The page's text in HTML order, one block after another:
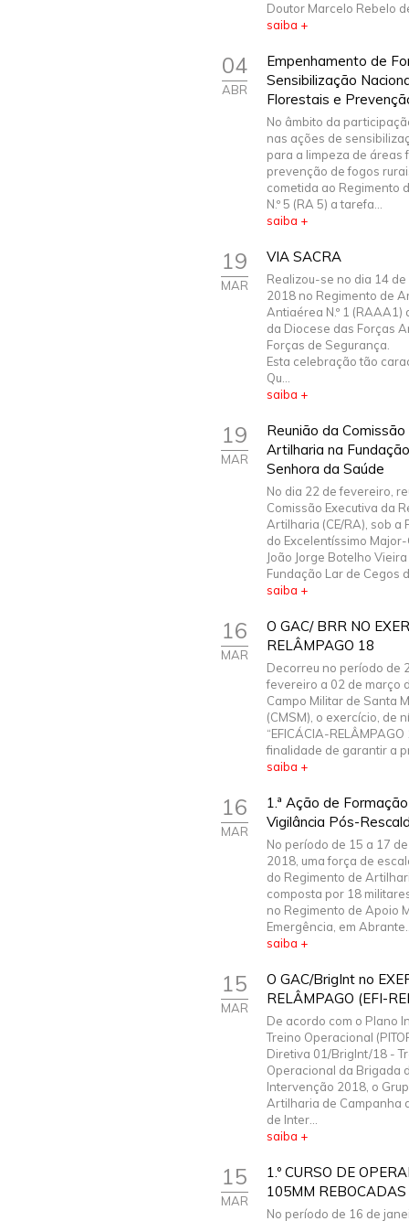
Doutor Marcelo Rebelo
saiba +
04
ABR
Empenhamento de
Sensibilização
Florestais e
No âmbito da
nas ações de
para a limpeza de áreas
prevenção de fogos
cometida ao Regimento
N.º 5 (RA 5) a tarefa...
saiba +
19
MAR
VIA SACRA
Realizou-se no dia 14
2018 no Regimento de
Antiaérea N.º 1 (RAAA1)
da Diocese das Forças
Forças de Segurança.
Esta celebração tão
Qu...
saiba +
19
MAR
Reunião da
Artilharia na
Senhora da Saúde
No dia 22 de fevereiro,
Comissão Executiva da
Artilharia (CE/RA), sob a
do Excelentíssimo
João Jorge Botelho
Fundação Lar de Cegos
saiba +
16
MAR
O GAC/ BRR NO
RELÂMPAGO 18
Decorreu no período de
fevereiro a 02 de março
Campo Militar de Santa
(CMSM), o exercício, de
“EFICÁCIA-RELÂMPAGO
finalidade de garantir a
saiba +
16
MAR
1.ª Ação de
Vigilância Pós-
No período de 15 a 17
2018, uma força de
do Regimento de
composta por 18
no Regimento de Apoio
Emergência, em
saiba +
15
MAR
O GAC/BrigInt no
RELÂMPAGO (EFI-
De acordo com o Plano
Treino Operacional
Diretiva 01/BrigInt/18 -
Operacional da Brigada
Intervenção 2018, o
Artilharia de Campanha
de Inter...
saiba +
15
MAR
1.º CURSO DE
105MM
No período de 16 de